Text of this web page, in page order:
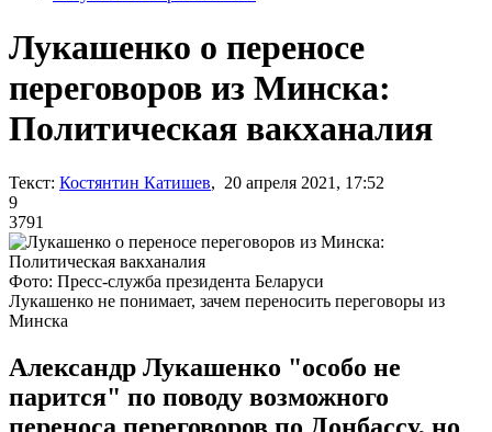
Лукашенко о переносе
переговоров из Минска:
Политическая вакханалия
Текст: Костянтин Катишев, 20 апреля 2021, 17:52
9
3791
Фото: Пресс-служба президента Беларуси
Лукашенко не понимает, зачем переносить переговоры из
Минска
Александр Лукашенко "особо не
парится" по поводу возможного
переноса переговоров по Донбассу, но